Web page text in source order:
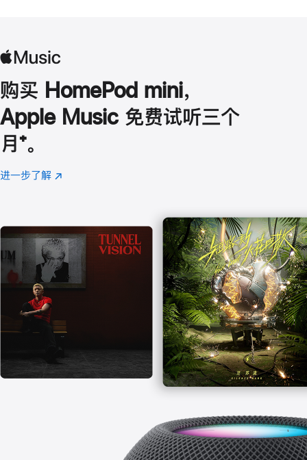
购买 HomePod mini，
Apple Music 免费试听三个
月 脚
注
⁺。
进一步了解 Apple
(在
口
中
打
开)